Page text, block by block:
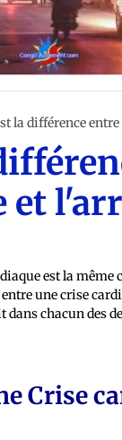
la différence
et
est la
une crise
chacun des
Crise